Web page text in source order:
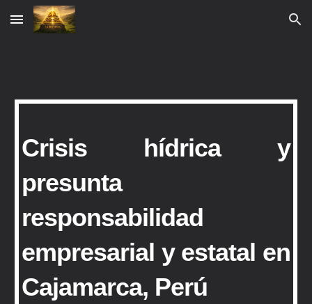
Skip to main content Skip to navigation
Crisis hídrica y
presunta
responsabilidad
empresarial y estatal en
Cajamarca, Perú